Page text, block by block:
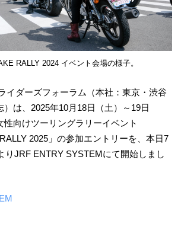
RALLY 2024 イベント会場の様子。
イダーズフォーラム（本社：東京・渋谷
）は、2025年10月18日（土）～19日
性向けツーリングラリーイベント
2025」の参加エントリーを、本日7
りJRF ENTRY SYSTEMにて開始しまし